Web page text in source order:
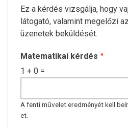
Ez a kérdés vizsgálja, hogy
látogató, valamint megelőzi
üzenetek beküldését.
Matematikai kérdés
1 + 0 =
A fenti művelet eredményét kell
et.